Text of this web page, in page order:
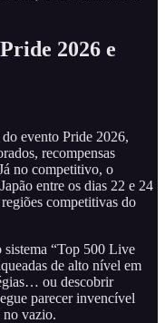
2026 e
evento Pride 2026,
recompensas
no competitivo, o
entre os dias 22 e 24
competitivas do
“Top 500 Live
de alto nível em
ou descobrir
parecer invencível
no vazio.